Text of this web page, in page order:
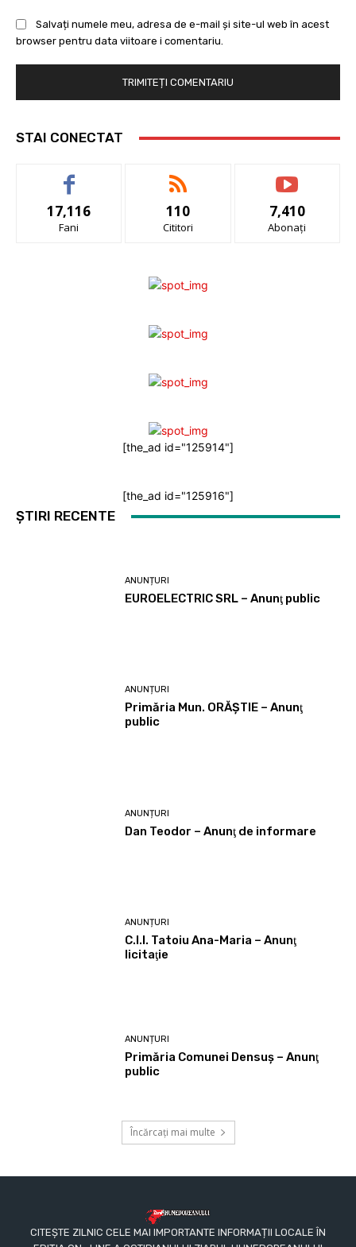
Salvați numele meu, adresa de e-mail și site-ul web în acest
browser pentru data viitoare i comentariu.
STAI CONECTAT
17,116
Fani
110
Cititori
7,410
Abonați
[the_ad id="125914"]
[the_ad id="125916"]
ȘTIRI RECENTE
ANUNȚURI
EUROELECTRIC SRL – Anunţ public
ANUNȚURI
Primăria Mun. ORĂȘTIE – Anunţ
public
ANUNȚURI
Dan Teodor – Anunţ de informare
ANUNȚURI
C.I.I. Tatoiu Ana-Maria – Anunţ
licitaţie
ANUNȚURI
Primăria Comunei Densuş – Anunţ
public
Încărcați mai multe
CITEȘTE ZILNIC CELE MAI IMPORTANTE INFORMAȚII LOCALE ÎN